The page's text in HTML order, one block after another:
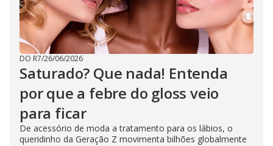
DO R7/26/06/2026
Saturado? Que nada! Entenda
por que a febre do gloss veio
para ficar
De acessório de moda a tratamento para os lábios, o
queridinho da Geração Z movimenta bilhões globalmente